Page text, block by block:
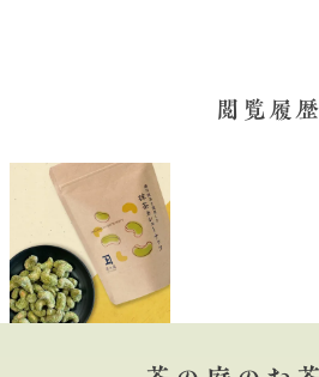
閲覧履歴